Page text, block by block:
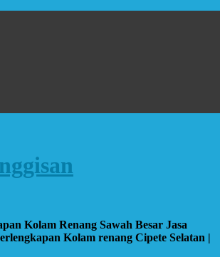
Kolam Renang Sawah Besar Jasa
Kolam renang Cipete Selatan |